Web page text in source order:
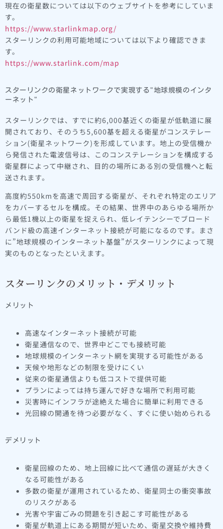
現在の衛星数については以下のウェブサイトを参考にしていま
す。
https://www.starlinkmap.org/
スターリンクの利用可能地域については以下より確認できま
す。
https://www.starlink.com/map
スターリンクの衛星ネットワークで実現する"地球規模のインタ
ーネット"
スターリンクでは、すでに約6,000基近くの衛星が低軌道に展
開されており、そのうち5,600基を超える衛星がコンステレー
ション(衛星ネットワーク)を形成しています。地上の受信機か
ら発信された電波信号は、このコンステレーションを構成する
衛星群によって中継され、目的の場所にある別の受信機へと転
送されます。
高度約550kmを高速で周回する衛星が、それぞれ特定のエリア
をカバーするセルを構成。その結果、世界中のあらゆる場所か
ら最低1機以上の衛星を捉えられ、低レイテンシーでブロード
バンド級の高速インターネット接続が可能になるのです。まさ
に”地球規模のインターネット基盤”がスターリンクによって現
実のものとなったといえます。
スターリンクのメリット・デメリット
メリット
高速なインターネット接続が可能
衛星通信なので、世界中どこでも接続可能
地球規模のインターネット網を実現する可能性がある
天候や地形などの制限を受けにくい
従来の衛星通信よりも低コストで提供可能
プランによっては持ち運んで好きな場所で利用可能
災害時にインフラが途絶えた場合に簡単に利用できる
光回線の開通を待つ必要がなく、すぐに使い始められる
デメリット
衛星回線のため、地上回線に比べて通信の遅延が大きく
なる可能性がある
多数の衛星が運用されているため、衛星同士の衝突事故
のリスクがある
光害や宇宙ごみの問題を引き起こす可能性がある
衛星が軌道上にある期間が短いため、衛星交換や維持費